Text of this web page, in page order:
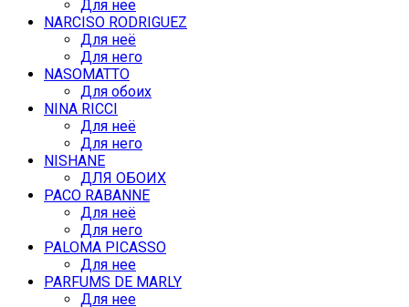
Для нее
NARCISO RODRIGUEZ
Для неё
Для него
NASOMATTO
Для обоих
NINA RICCI
Для неё
Для него
NISHANE
ДЛЯ ОБОИХ
PACO RABANNE
Для неё
Для него
PALOMA PICASSO
Для нее
PARFUMS DE MARLY
Для нее